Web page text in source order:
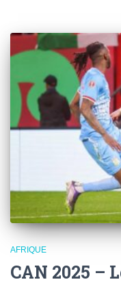
AFRIQUE
CAN 2025 –